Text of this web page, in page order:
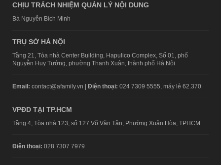
CHỊU TRÁCH NHIỆM QUẢN LÝ NỘI DUNG
Bà Nguyễn Bích Minh
TRỤ SỞ HÀ NỘI
Tầng 21, Tòa nhà Center Building, Hapulico Complex, Số 01, phố
Nguyễn Huy Tưởng, phường Thanh Xuân, thành phố Hà Nội
Email: contact@afamily.vn | Điện thoại: 024 7309 5555, máy lẻ 62.370
VPĐD TẠI TP.HCM
Tầng 4, Tòa nhà 123, số 127 Võ Văn Tần, Phường Xuân Hòa, TPHCM
Điện thoại: 028 7307 7979